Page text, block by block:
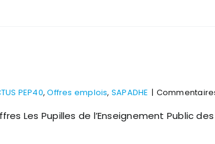
PEP40,Offres emplois, SAPADHE |
Les Pupilles de l’Enseignement Public des